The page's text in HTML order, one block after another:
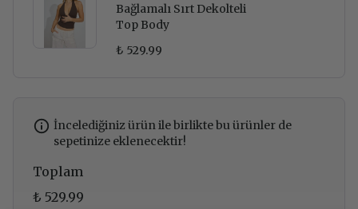
Bağlamalı Sırt Dekolteli
Top Body
₺ 529.99
İncelediğiniz ürün ile birlikte bu ürünler de
sepetinize eklenecektir!
Toplam
₺ 529.99